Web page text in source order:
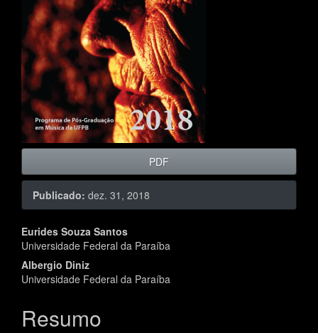
PDF
Publicado: dez. 31, 2018
Conteúdo
do
artigo
principal
Eurides Souza Santos
Universidade Federal da Paraíba
Albergio Diniz
Universidade Federal da Paraíba
Resumo